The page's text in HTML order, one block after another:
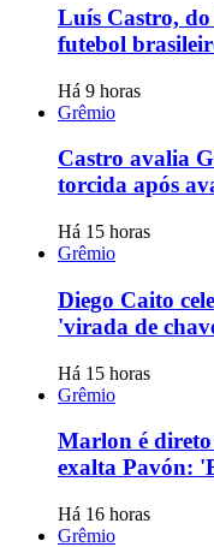
Luís Castro,
futebol
Há 9 horas
Grêmio
Castro avalia
torcida após
Há 15 horas
Grêmio
Diego Caito
'virada de
Há 15 horas
Grêmio
Marlon é
exalta Pavón:
Há 16 horas
Grêmio